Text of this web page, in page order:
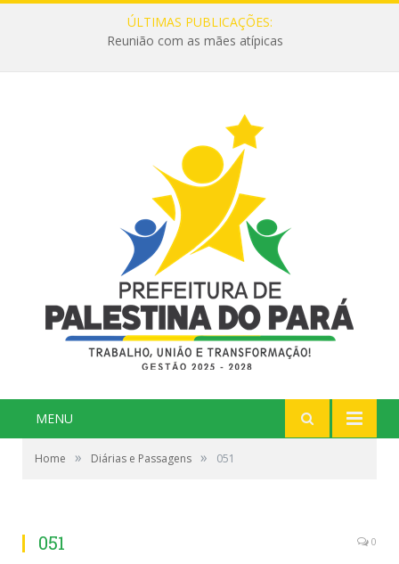
ÚLTIMAS PUBLICAÇÕES:
Reunião com as mães atípicas
MENU
Home » Diárias e Passagens » 051
051 0